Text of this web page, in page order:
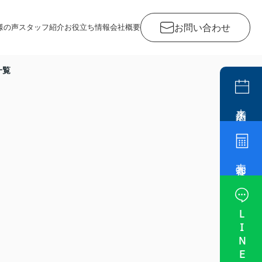
の声スタッフ紹介お役立ち情報会社概要 お問い合わせ
覧
LINE